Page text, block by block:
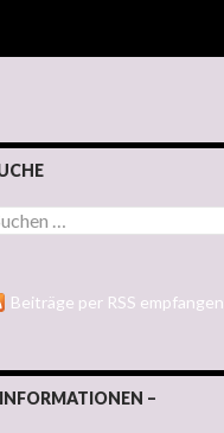
nach:
Beiträge per RSS empfangen
–